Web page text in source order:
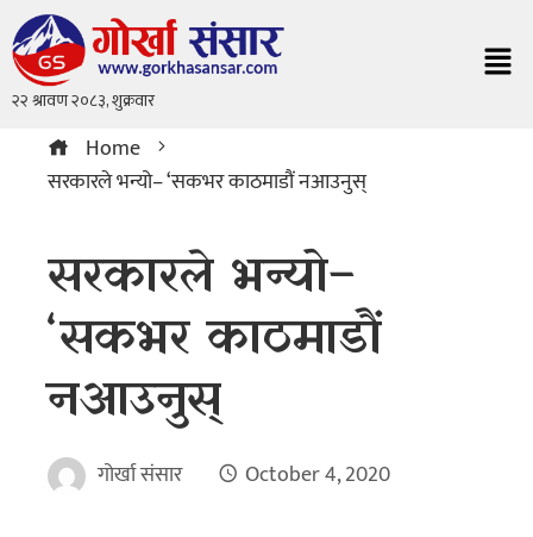
Home
सरकारले भन्यो– ‘सकभर काठमाडौं नआउनुस्
सरकारले भन्यो–
‘सकभर काठमाडौं
नआउनुस्
गोर्खा संसार October 4, 2020